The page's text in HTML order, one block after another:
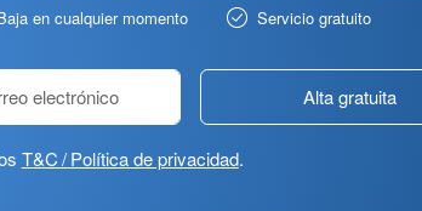
en cualquier momento Servicio gratuito
Alta gratuita
T&C / Política de privacidad.